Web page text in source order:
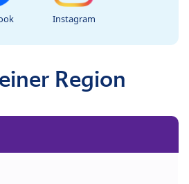
Instagram
Region